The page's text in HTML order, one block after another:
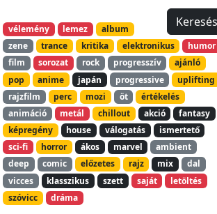
vélemény lemez
album
zene
trance kritika elektronikus
humor
film
sorozat rock progresszív
ajánló
pop
anime japán progressive
uplifting
rajzfilm
perc mozi öt
értékelés
animáció
metál chillout akció
fantasy
képregény
house válogatás
ismertető
sci-fi
horror ákos marvel
ambient
deep
comic előzetes rajz mix
dal
vicces
klasszikus szett saját
letöltés
szóvicc
dráma